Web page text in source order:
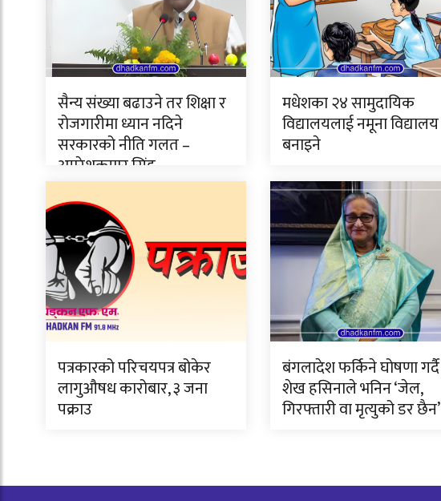
सैन्य संख्या बढाउने तर शिक्षा र
रोजगारीमा ध्यान नदिने
सरकारको नीति गलत –
अमरेशकुमार सिंह
मधेशका २४ सामुदायिक
विद्यालयलाई नमूना विद्यालय
बनाइने
पत्रकारको परिचयपत्र बोकेर
लागुऔषध कारोबार, ३ जना
पक्राउ
बंगलादेश फर्किने घोषणा गर्दै
शेख हसिनाले भनिन ‘जेल,
गिरफ्तारी वा मृत्युको डर छैन’